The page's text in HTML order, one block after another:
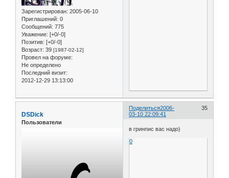
Зарегистрирован: 2005-06-10
Приглашений: 0
Сообщений: 775
Уважение: [+0/-0]
Позитив: [+0/-0]
Возраст: 39 [1987-02-12]
Провел на форуме:
Не определено
Последний визит:
2012-12-29 13:13:00
Поделиться 35
2006-
03-10 22:09:41
DSDick
Пользователи
в гринпис вас надо)
0